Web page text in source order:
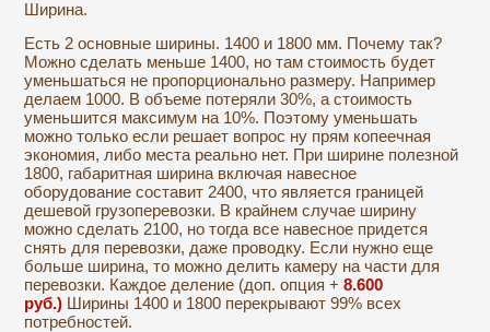
Ширина.
Есть 2 основные ширины. 1400 и 1800 мм. Почему так?
Можно сделать меньше 1400, но там стоимость будет
уменьшаться не пропорционально размеру. Например
делаем 1000. В объеме потеряли 30%, а стоимость
уменьшится максимум на 10%. Поэтому уменьшать
можно только если решает вопрос ну прям копеечная
экономия, либо места реально нет. При ширине полезной
1800, габаритная ширина включая навесное
оборудование составит 2400, что является границей
дешевой грузоперевозки. В крайнем случае ширину
можно сделать 2100, но тогда все навесное придется
снять для перевозки, даже проводку. Если нужно еще
больше ширина, то можно делить камеру на части для
перевозки. Каждое деление (доп. опция +8.600
руб.) Ширины 1400 и 1800 перекрывают 99% всех
потребностей.